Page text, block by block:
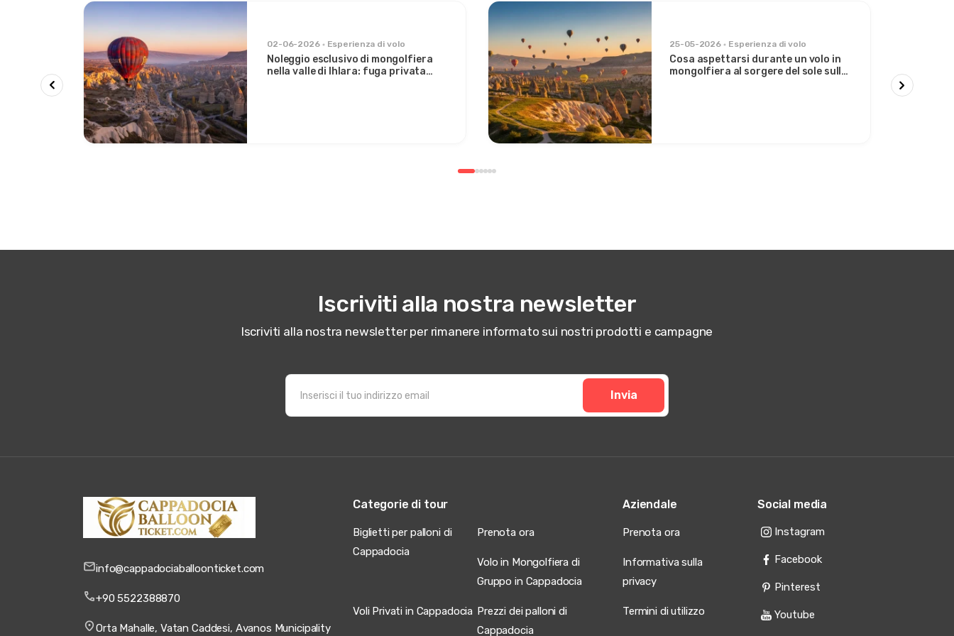
02-06-2026 Esperienza di volo
Noleggio esclusivo di mongolfiera
nella valle di Ihlara: fuga privata
25-05-2026 Esperienza di volo
Cosa aspettarsi durante un volo in
mongolfiera al sorgere del sole sulla
Iscriviti alla nostra newsletter
Iscriviti alla nostra newsletter per rimanere informato sui nostri prodotti e campagne
Invia
info@cappadociaballoonticket.com
+90 5522388870
Orta Mahalle, Vatan Caddesi, Avanos Municipality
Categorie di tour
Biglietti per palloni di
Cappadocia
Prenota ora
Volo in Mongolfiera di
Gruppo in Cappadocia
Voli Privati in Cappadocia Prezzi dei palloni di
Cappadocia
Aziendale
Prenota ora
Informativa sulla
privacy
Termini di utilizzo
Social media
Instagram
Facebook
Pinterest
Youtube